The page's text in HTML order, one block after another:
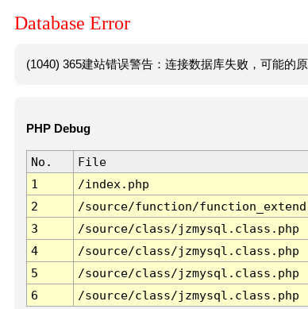
Database Error
(1040) 365建站错误警告：连接数据库失败，可能的
PHP Debug
No. File
1
/index.php
2
/source/function/
3
/source/class/jzmysql.class.php
4
/source/class/jzmysql.class.php
5
/source/class/jzmysql.class.php
6
/source/class/jzmysql.class.php